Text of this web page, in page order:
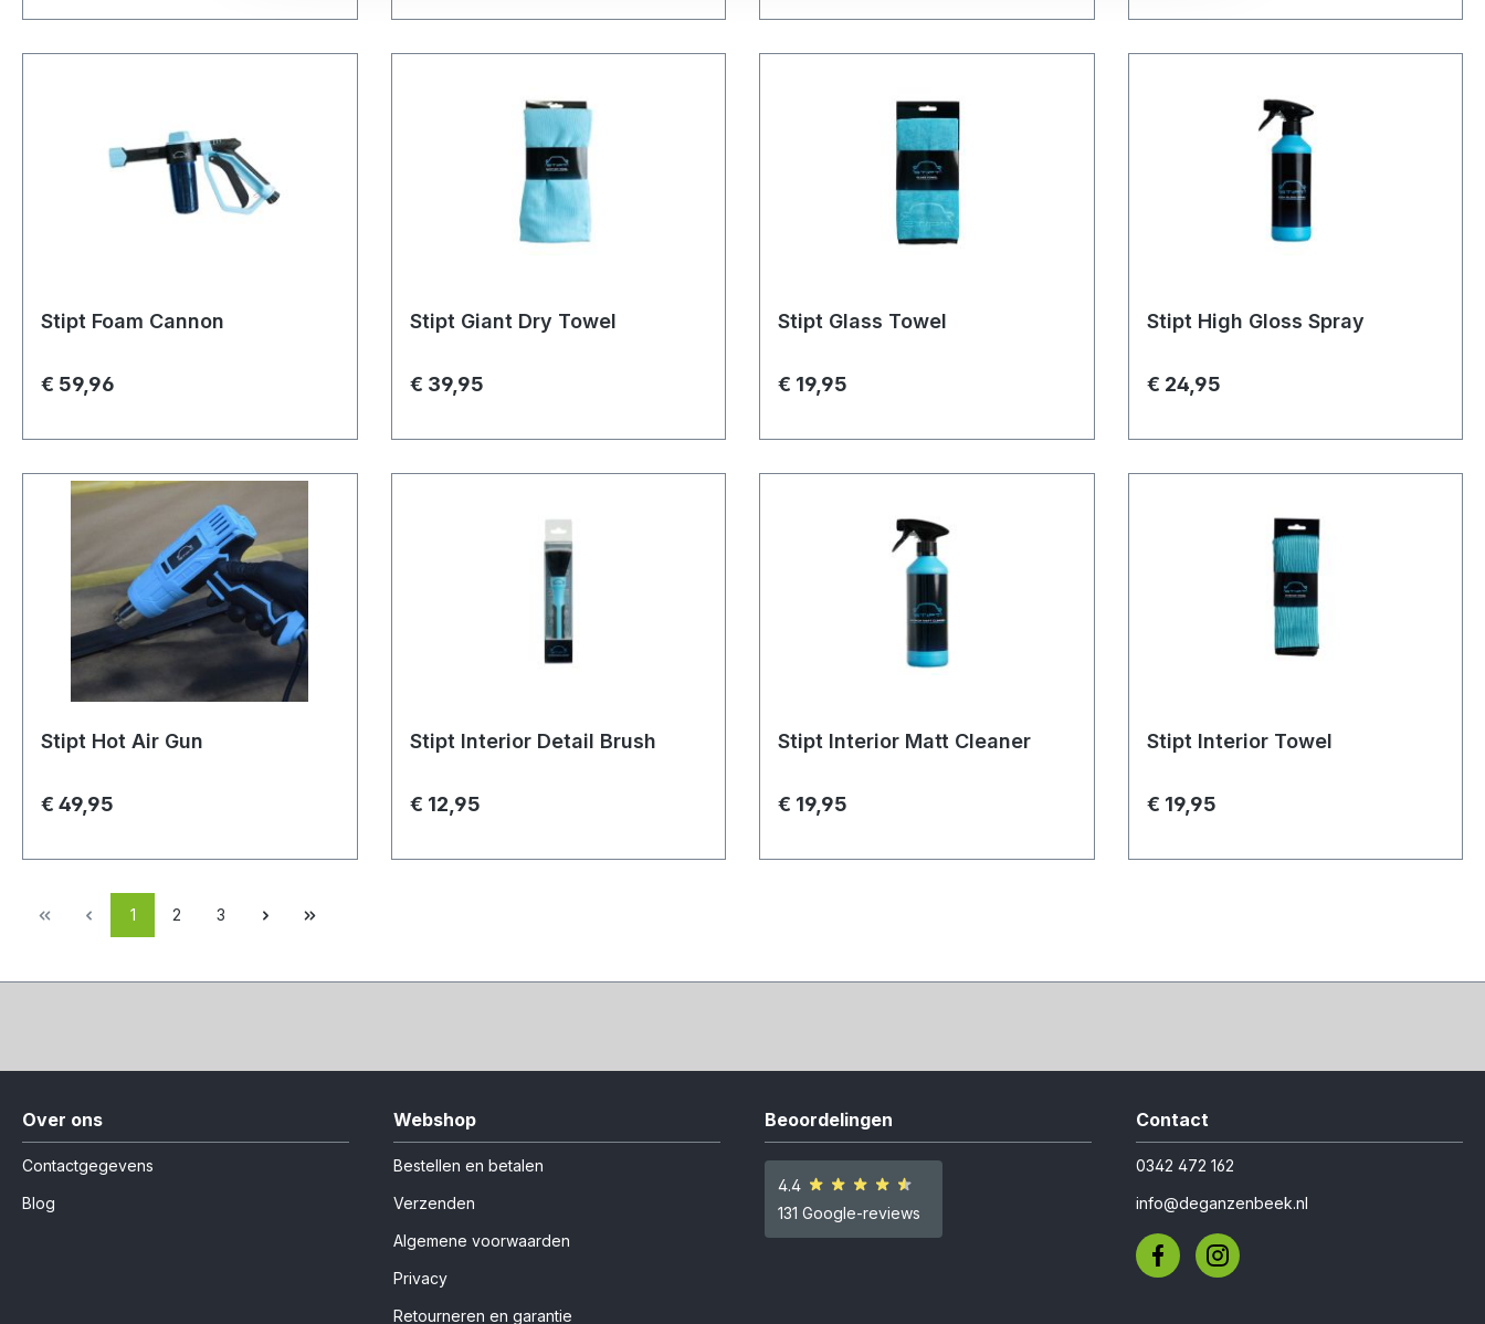
Stipt Foam Cannon
€ 59,96
Stipt Giant Dry Towel
€ 39,95
Stipt Glass Towel
€ 19,95
Stipt High Gloss Spray
€ 24,95
Stipt Hot Air Gun
€ 49,95
Stipt Interior Detail Brush
€ 12,95
Stipt Interior Matt Cleaner
€ 19,95
Stipt Interior Towel
€ 19,95
1 2 3
Over ons
Contactgegevens
Blog
Webshop
Bestellen en betalen
Verzenden
Algemene voorwaarden
Privacy
Retourneren en garantie
Beoordelingen
4.4
131 Google-reviews
Contact
0342 472 162
info@deganzenbeek.nl